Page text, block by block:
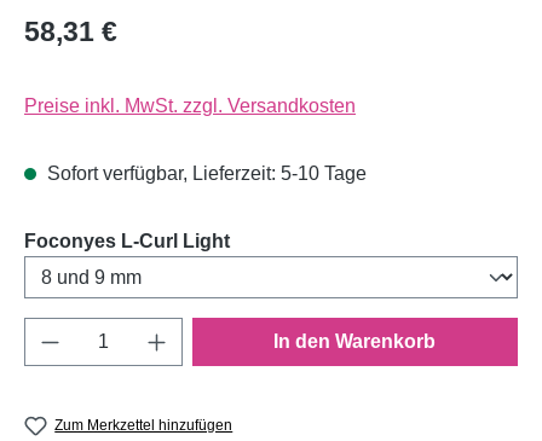
58,31 €
Preise inkl. MwSt. zzgl. Versandkosten
Sofort verfügbar, Lieferzeit: 5-10 Tage
Foconyes L-Curl Lightauswählen
Produkt Anzahl: Gib den gewünschten
In den Warenkorb
Zum Merkzettel hinzufügen